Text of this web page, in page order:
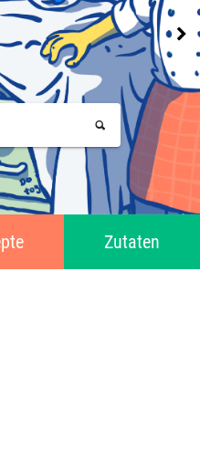

Zutaten